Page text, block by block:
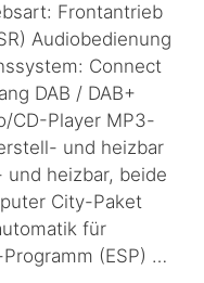
Frontantrieb
Audiobedienung
Connect
DAB / DAB+
CD-Player MP3-
und heizbar
heizbar, beide
City-Paket
für
(ESP) …